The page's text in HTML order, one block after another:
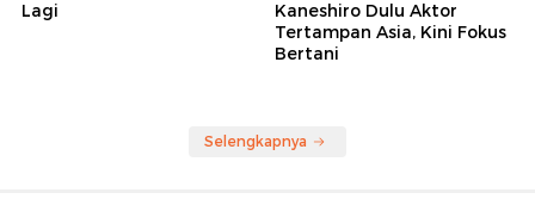
Lagi
Kaneshiro Dulu Aktor
Tertampan Asia, Kini Fokus
Bertani
Selengkapnya